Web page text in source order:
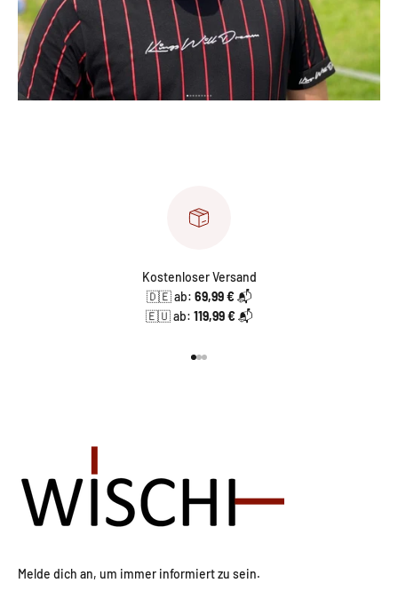
Kostenloser Versand
🇩🇪 ab: 69,99 €📬
🇪🇺 ab: 119,99 €📬
Melde dich an, um immer informiert zu sein.